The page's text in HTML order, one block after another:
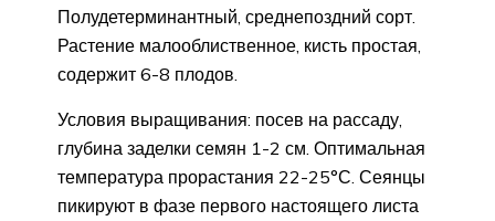
Полудетерминантный, среднепоздний сорт.
Растение малооблиственное, кисть простая,
содержит 6-8 плодов.
Условия выращивания: посев на рассаду,
глубина заделки семян 1-2 см. Оптимальная
температура прорастания 22-25°С. Сеянцы
пикируют в фазе первого настоящего листа